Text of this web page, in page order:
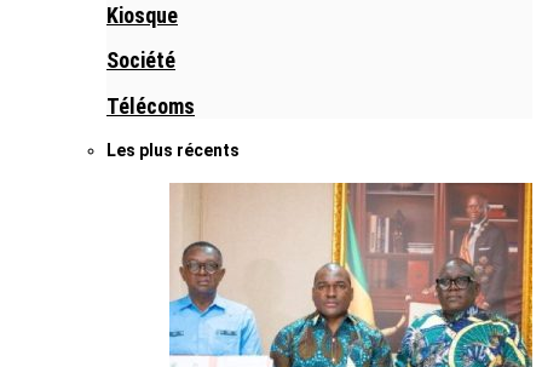
Kiosque
Société
Télécoms
Les plus récents